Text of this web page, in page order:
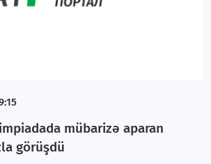
mübarizə aparan
görüşdü